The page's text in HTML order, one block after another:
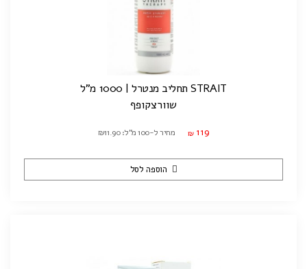
STRAIT תחליב מנטרל | 1000 מ"ל
שוורצקופף
₪ 119 מחיר ל-100 מ"ל: ₪11.90
הוספה לסל